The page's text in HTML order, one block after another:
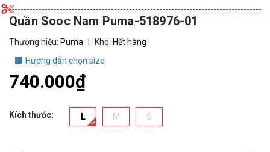
Quần Sooc Nam Puma-518976-01
Thương hiệu: Puma Kho: Hết hàng
Hướng dẫn chọn size
740.000₫
Kích thước: L M S